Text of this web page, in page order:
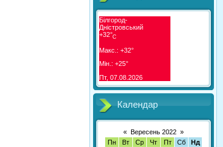
Білгород-
Дністровський
+32°C
Макс.: +32°
Мін.: +25°
Пт, 07.08.2026
Календар
« Вересень 2022 »
Пн
Вт Ср Чт Пт Сб
Нд